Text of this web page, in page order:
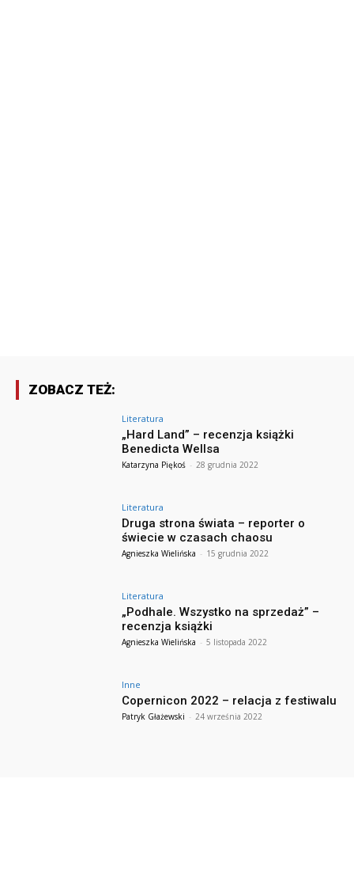
ZOBACZ TEŻ:
Literatura
„Hard Land” – recenzja książki
Benedicta Wellsa
Katarzyna Piękoś - 28 grudnia 2022
Literatura
Druga strona świata – reporter o
świecie w czasach chaosu
Agnieszka Wielińska - 15 grudnia 2022
Literatura
„Podhale. Wszystko na sprzedaż” –
recenzja książki
Agnieszka Wielińska - 5 listopada 2022
Inne
Copernicon 2022 – relacja z festiwalu
Patryk Głażewski - 24 września 2022